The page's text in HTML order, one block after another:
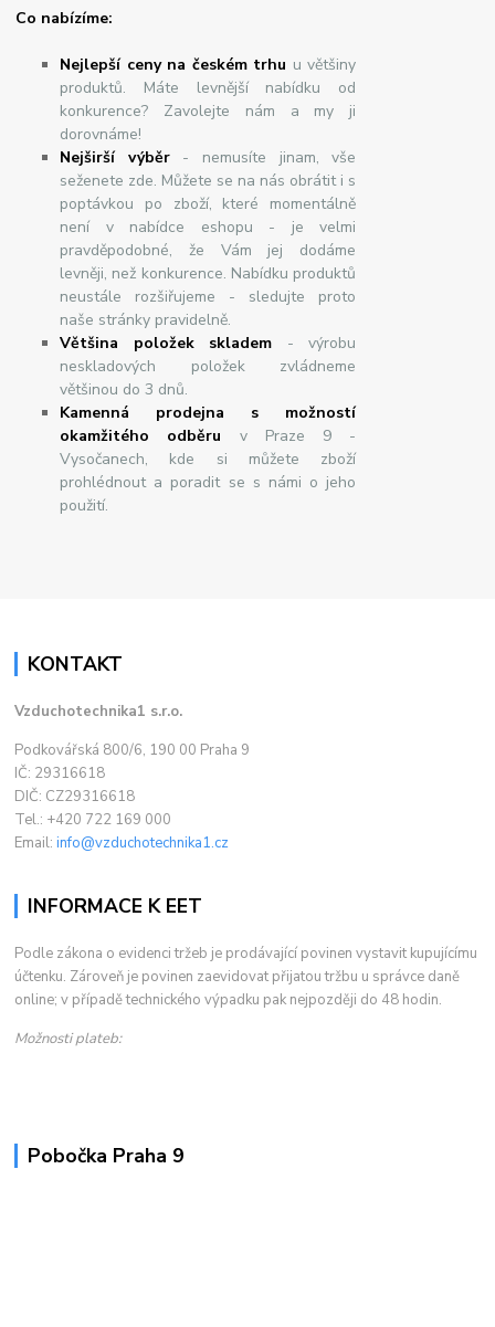
Co nabízíme:
Nejlepší ceny na českém trhu u většiny
produktů. Máte levnější nabídku od
konkurence? Zavolejte nám a my ji
dorovnáme!
Nejširšívýběr- nemusíte jinam, vše
seženete zde. Můžete se na nás obrátit i s
poptávkou po zboží, které momentálně
není v nabídce eshopu - je velmi
pravděpodobné, že Vám jej dodáme
levněji, než konkurence. Nabídku produktů
neustále rozšiřujeme - sledujte proto
naše stránky pravidelně.
Většina položek skladem - výrobu
neskladových položek zvládneme
většinou do 3 dnů.
Kamenná prodejna s možností
okamžitého odběru v Praze 9 -
Vysočanech, kde si můžete zboží
prohlédnout a poradit se s námi o jeho
použití.
KONTAKT
Vzduchotechnika1 s.r.o.
Podkovářská 800/6, 190 00 Praha 9
IČ: 29316618
DIČ: CZ29316618
Tel.: +420 722 169 000
Email:info@vzduchotechnika1.cz
INFORMACE K EET
Podle zákona o evidenci tržeb je prodávající povinen vystavit kupujícímu
účtenku. Zároveň je povinen zaevidovat přijatou tržbu u správce daně
online; v případě technického výpadku pak nejpozději do 48 hodin.
Možnosti plateb:
Pobočka Praha 9